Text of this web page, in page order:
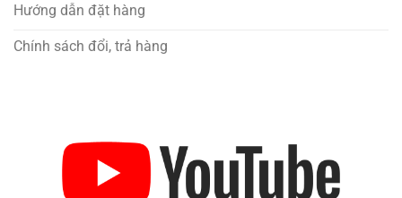
Hướng dẫn đặt hàng
Chính sách đổi, trả hàng